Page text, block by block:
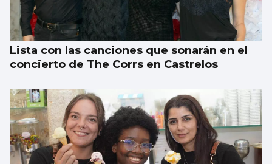
Vigo, capital del tenis
Lista con las canciones que sonarán en el
concierto de The Corrs en Castrelos